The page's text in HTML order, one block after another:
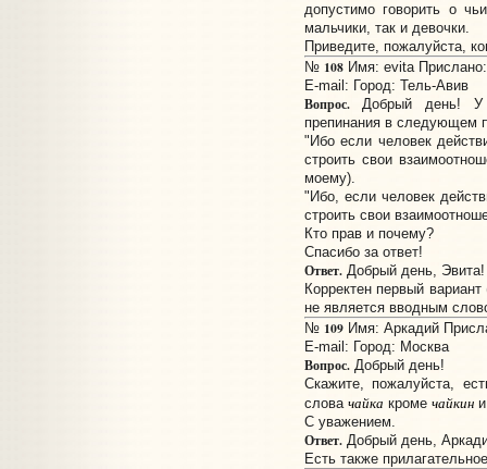
допустимо говорить о
мальчики, так и девочки.
Приведите, пожалуйста,
№ 108Имя: evita Прислано:
E-mail: Город: Тель-Авив
Вопрос.Добрый день! У
препинания в следующем
"Ибо если человек
строить свои
моему).
"Ибо, если человек
строить свои
Кто прав и почему?
Спасибо за ответ!
Ответ.Добрый день, Эвита!
Корректен первый
не является вводным
№ 109Имя: Аркадий
E-mail: Город: Москва
Вопрос.Добрый день!
Скажите, пожалуйста,
слова чайка кроме чайкин
С уважением.
Ответ.Добрый день,
Есть также